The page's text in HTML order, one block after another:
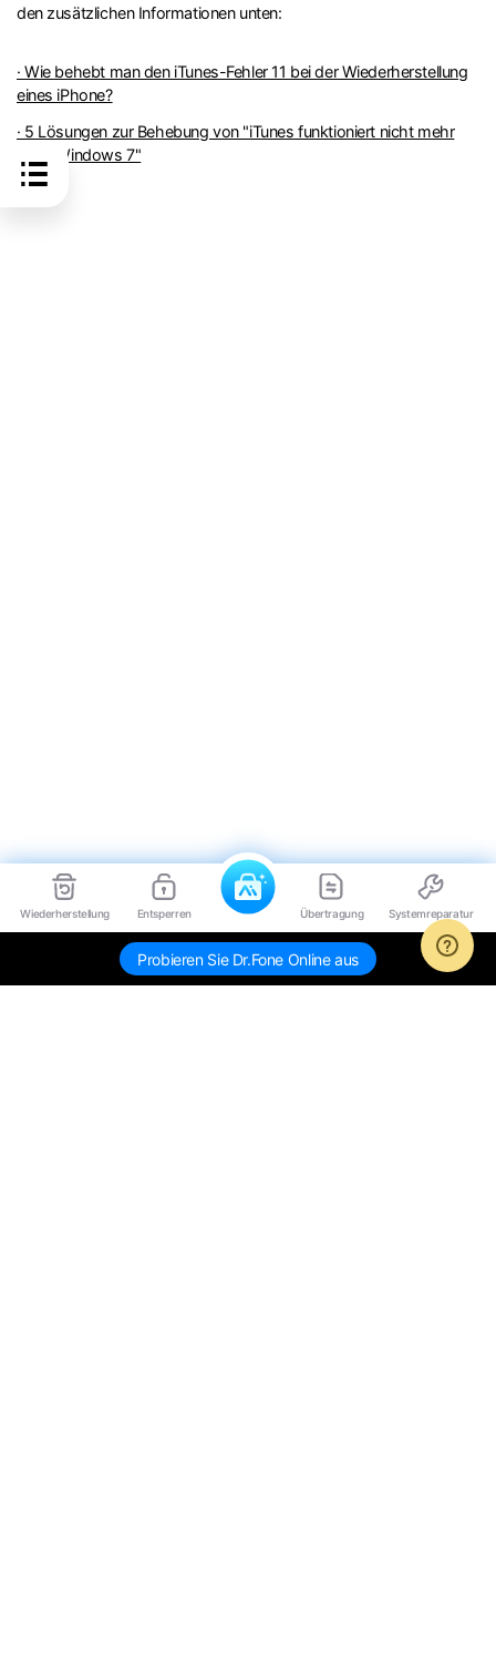
Wiederherstellung Entsperren Übertragung Systemreparatur
Probieren Sie Dr.Fone Online aus
den zusätzlichen Informationen unten:
· Wie behebt man den iTunes-Fehler 11 bei der Wiederherstellung
eines iPhone?
· 5 Lösungen zur Behebung von "iTunes funktioniert nicht mehr
unter Windows 7"